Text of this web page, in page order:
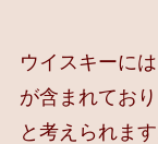
ウイスキーに
が含まれてお
と考えられま